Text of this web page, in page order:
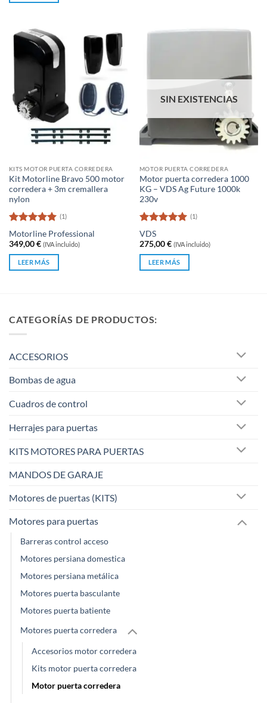
KITS MOTOR PUERTA CORREDERA
Kit Motorline Bravo 500 motor
corredera + 3m cremallera
nylon
Valorado
con5de 5
(1)
Motorline Professional
349,00€ (IVA incluido)
LEER MÁS
SIN EXISTENCIAS
MOTOR PUERTA CORREDERA
Motor puerta corredera 1000
KG – VDS Ag Future 1000k
230v
Valorado
con5de 5
(1)
VDS
275,00€ (IVA incluido)
LEER MÁS
CATEGORÍAS DE PRODUCTOS:
ACCESORIOS
Bombas de agua
Cuadros de control
Herrajes para puertas
KITS MOTORES PARA PUERTAS
MANDOS DE GARAJE
Motores de puertas (KITS)
Motores para puertas
Barreras control acceso
Motores persiana domestica
Motores persiana metálica
Motores puerta basculante
Motores puerta batiente
Motores puerta corredera
Accesorios motor corredera
Kits motor puerta corredera
Motor puerta corredera